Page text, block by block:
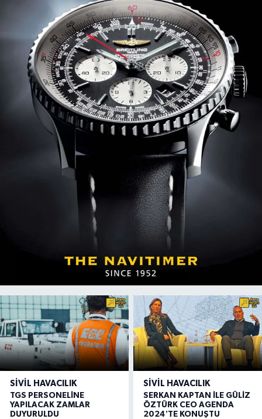
SIVIL HAVACILIK
TGS PERSONELİNE
YAPILACAK ZAMLAR
DUYURULDU
SIVIL HAVACILIK
SERKAN KAPTAN İLE GÜLİZ
ÖZTÜRK CEO AGENDA
2024'TE KONUŞTU